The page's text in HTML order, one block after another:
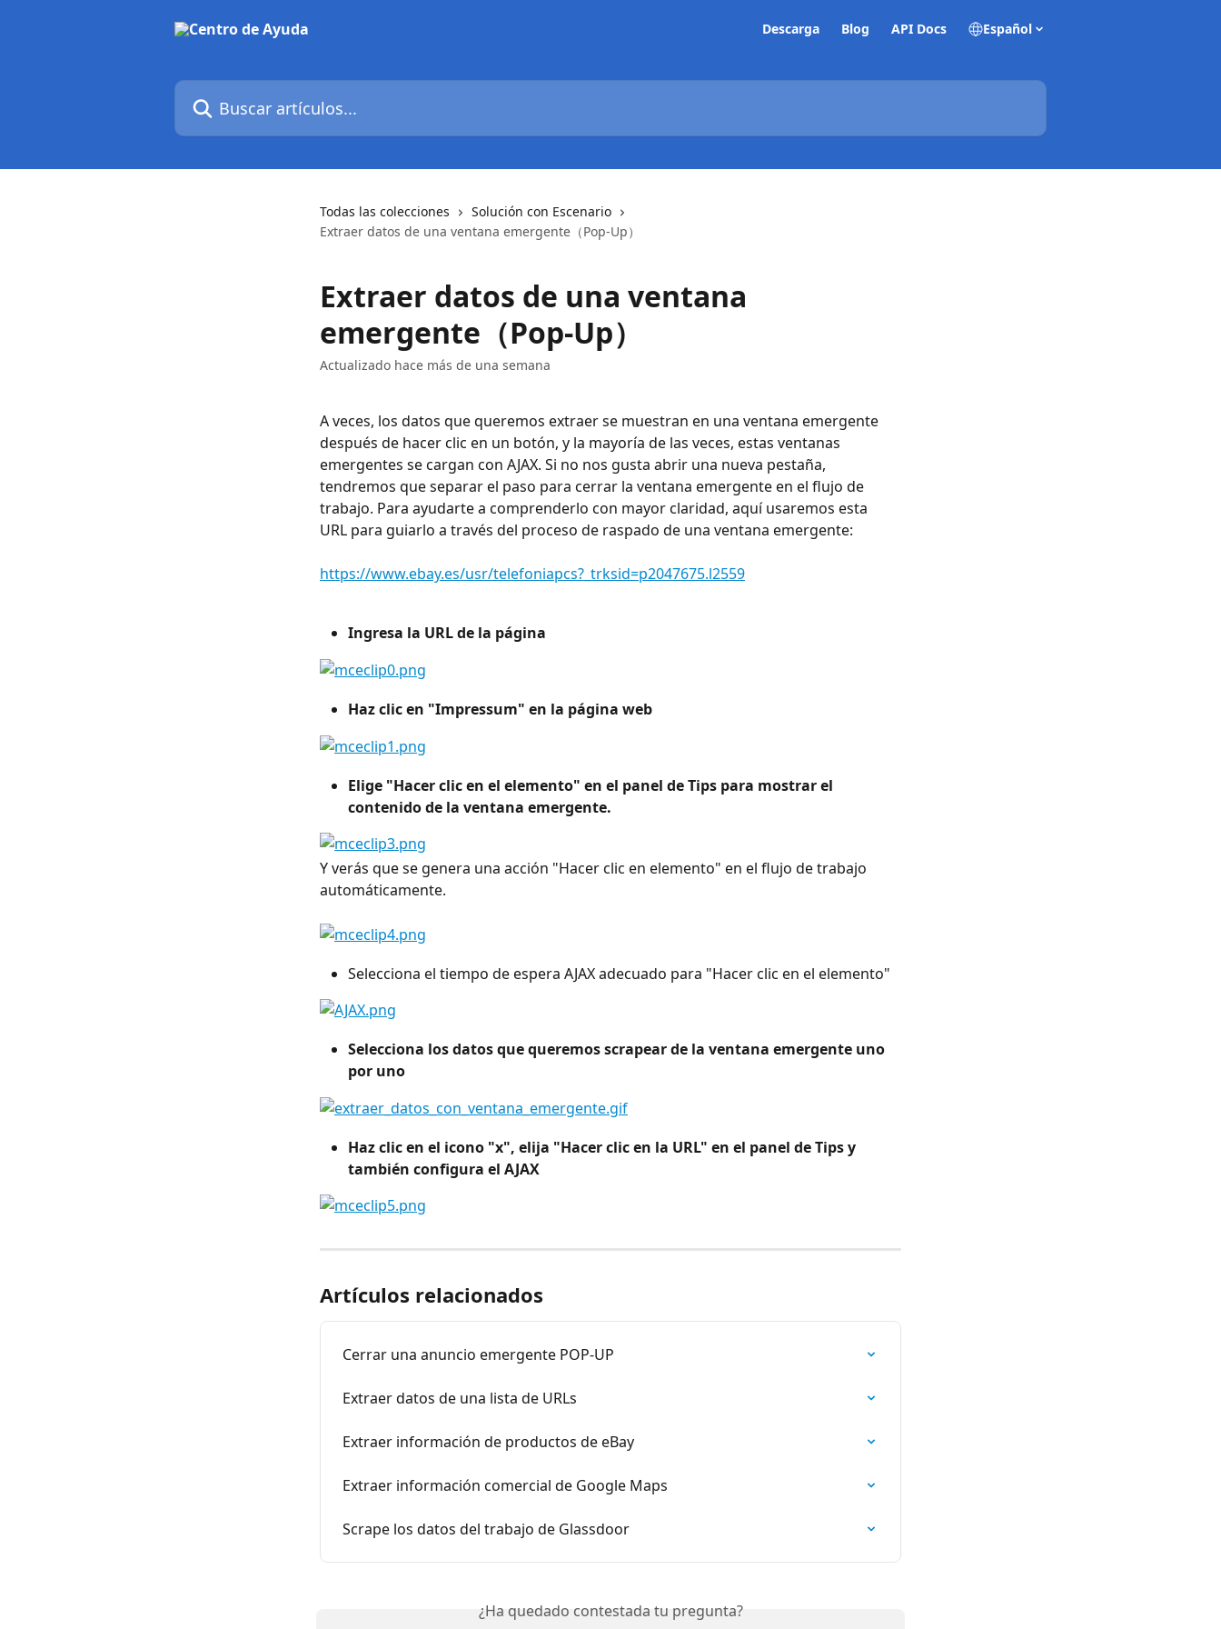
Descarga Blog API Docs Español
Buscar artículos...
Todas las colecciones
Solución con Escenario
Extraer datos de una ventana emergente（Pop-Up）
Extraer datos de una ventana
emergente（Pop-Up）
Actualizado hace más de una semana
A veces, los datos que queremos extraer se muestran en una ventana emergente
después de hacer clic en un botón, y la mayoría de las veces, estas ventanas
emergentes se cargan con AJAX. Si no nos gusta abrir una nueva pestaña,
tendremos que separar el paso para cerrar la ventana emergente en el flujo de
trabajo. Para ayudarte a comprenderlo con mayor claridad, aquí usaremos esta
URL para guiarlo a través del proceso de raspado de una ventana emergente:
https://www.ebay.es/usr/telefoniapcs?_trksid=p2047675.l2559
Ingresa la URL de la página
Haz clic en "Impressum" en la página web
Elige "Hacer clic en el elemento" en el panel de Tips para mostrar el
contenido de la ventana emergente.
Y verás que se genera una acción "Hacer clic en elemento" en el flujo de trabajo
automáticamente.
Selecciona el tiempo de espera AJAX adecuado para "Hacer clic en el elemento"
Selecciona los datos que queremos scrapear de la ventana emergente uno
por uno
Haz clic en el icono "x", elija "Hacer clic en la URL" en el panel de Tips y
también configura el AJAX
Artículos relacionados
Cerrar una anuncio emergente POP-UP
Extraer datos de una lista de URLs
Extraer información de productos de eBay
Extraer información comercial de Google Maps
Scrape los datos del trabajo de Glassdoor
¿Ha quedado contestada tu pregunta?